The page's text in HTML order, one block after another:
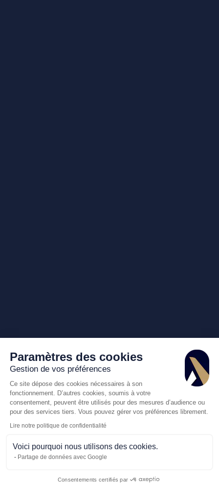
Paramètres des cookies
Gestion de vos préférences
Ce site dépose des cookies nécessaires à son
fonctionnement. D’autres cookies, soumis à votre
consentement, peuvent être utilisés pour des mesures d’audience ou
pour des services tiers. Vous pouvez gérer vos préférences librement.
Lire notre politique de confidentialité
Voici pourquoi nous utilisons des cookies.
Partage de données avec Google
Consentements certifiés par